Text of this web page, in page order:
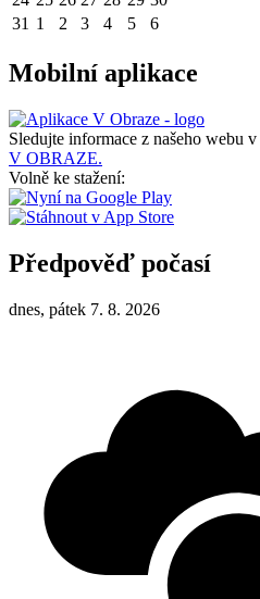
31 1 2 3 4 5 6
Mobilní aplikace
Sledujte informace z našeho webu v
V OBRAZE.
Volně ke stažení:
Předpověď počasí
dnes, pátek 7. 8. 2026